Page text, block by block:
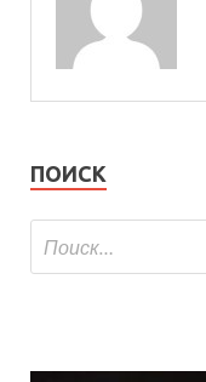
ПОИСК